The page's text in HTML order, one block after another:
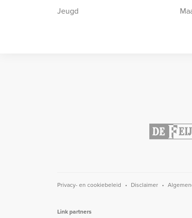
Jeugd
Privacy- en cookiebeleid Disclaimer
Link partners